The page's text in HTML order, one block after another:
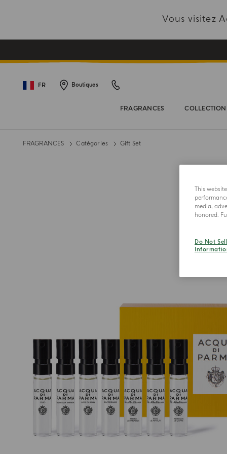
Vous visitez
FR Boutiques
FRAGRANCES COLLECTION
FRAGRANCES Catégories Gift Set
This
media,
honored.
Do Not